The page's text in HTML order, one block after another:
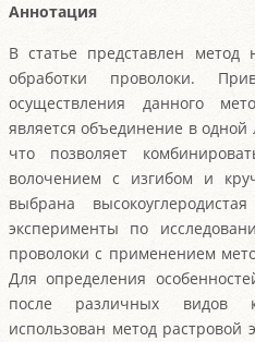
Аннотация
В статье представлен
обработки проволоки.
осуществления данного
является объединение в одной
что позволяет
волочением с изгибом и
выбрана
эксперименты по
проволоки с применением
Для определения
после различных видов
использован метод растровой